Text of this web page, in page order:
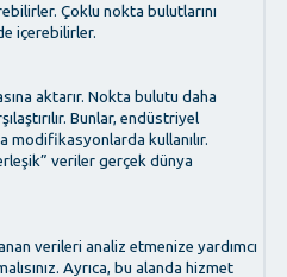
Çoklu nokta bulutlarını
içerebilirler.
aktarır. Nokta bulutu daha
Bunlar, endüstriyel
modifikasyonlarda kullanılır.
veriler gerçek dünya
verileri analiz etmenize yardımcı
Ayrıca, bu alanda hizmet